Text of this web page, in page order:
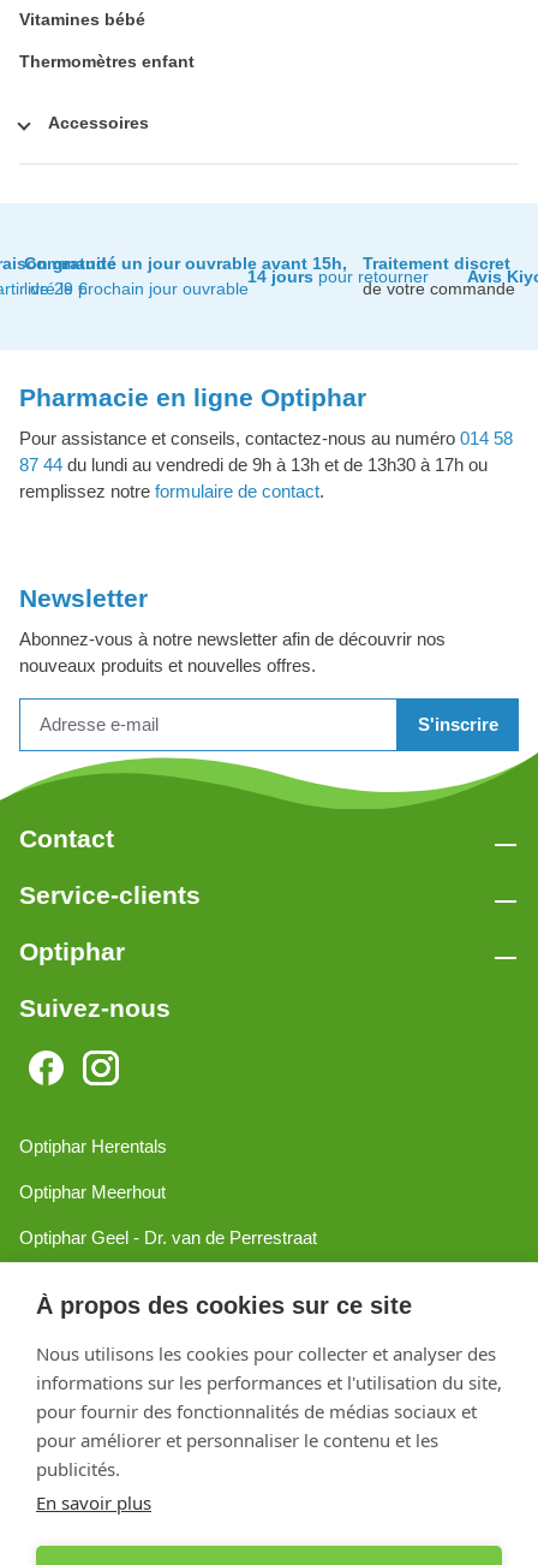
À propos des cookies sur ce site
Nous utilisons les cookies pour collecter et analyser des
informations sur les performances et l'utilisation du site,
pour fournir des fonctionnalités de médias sociaux et
pour améliorer et personnaliser le contenu et les
publicités.
En savoir plus
Vitamines bébé
Thermomètres enfant
Accessoires
gratuite
de 29 €
Commandé un jour ouvrable avant 15h,
livré le prochain jour ouvrable
14 jours pour retourner
Traitement discret
de votre commande
Avis
Pharmacie en ligne Optiphar
Pour assistance et conseils, contactez-nous au numéro 014 58
87 44 du lundi au vendredi de 9h à 13h et de 13h30 à 17h ou
remplissez notre formulaire de contact.
Newsletter
Abonnez-vous à notre newsletter afin de découvrir nos
nouveaux produits et nouvelles offres.
S'inscrire
Contact
Service-clients
Optiphar
Suivez-nous
Optiphar Herentals
Optiphar Meerhout
Optiphar Geel - Dr. van de Perrestraat
Optiphar Mol
Créé avec Shopware